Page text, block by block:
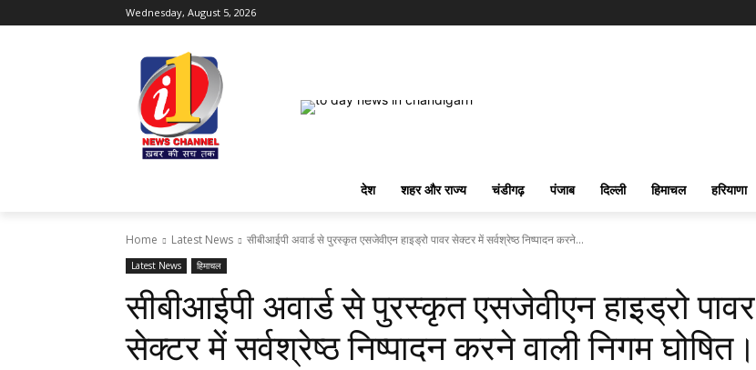
Wednesday, August 5, 2026
देश शहर और राज्य चंडीगढ़ पंजाब दिल्ली हिमाचल हरियाणा
Home Latest News सीबीआईपी अवार्ड से पुरस्कृत एसजेवीएन हाइड्रो पावर सेक्टर में सर्वश्रेष्ठ निष्पादन करने...
Latest News हिमाचल
सीबीआईपी अवार्ड से पुरस्कृत एसजेवीएन हाइड्रो पावर
सेक्टर में सर्वश्रेष्ठ निष्पादन करने वाली निगम घोषित।